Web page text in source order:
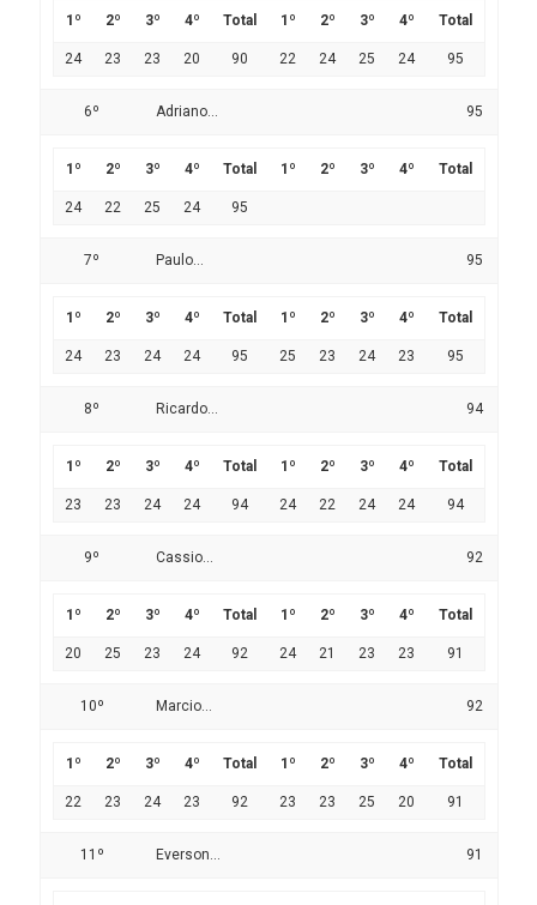
1º 2º 3º 4º Total 1º 2º 3º 4º Total
24 23 23 20 90 22 24 25 24 95
6º Adriano... 95
1º 2º 3º 4º Total 1º 2º 3º 4º Total
24 22 25 24 95
7º Paulo... 95
1º 2º 3º 4º Total 1º 2º 3º 4º Total
24 23 24 24 95 25 23 24 23 95
8º Ricardo... 94
1º 2º 3º 4º Total 1º 2º 3º 4º Total
23 23 24 24 94 24 22 24 24 94
9º Cassio... 92
1º 2º 3º 4º Total 1º 2º 3º 4º Total
20 25 23 24 92 24 21 23 23 91
10º Marcio... 92
1º 2º 3º 4º Total 1º 2º 3º 4º Total
22 23 24 23 92 23 23 25 20 91
11º Everson... 91